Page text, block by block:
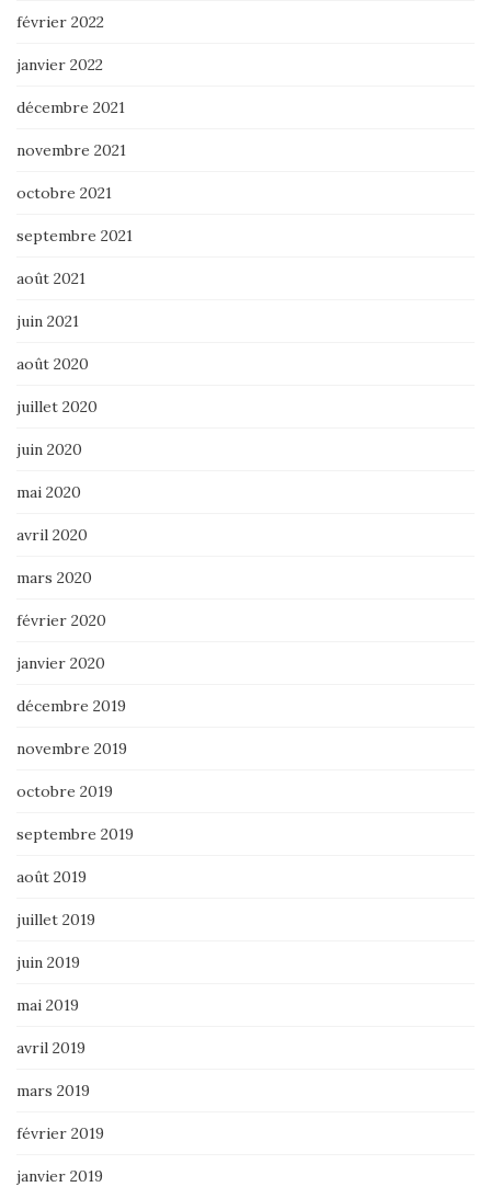
février 2022
janvier 2022
décembre 2021
novembre 2021
octobre 2021
septembre 2021
août 2021
juin 2021
août 2020
juillet 2020
juin 2020
mai 2020
avril 2020
mars 2020
février 2020
janvier 2020
décembre 2019
novembre 2019
octobre 2019
septembre 2019
août 2019
juillet 2019
juin 2019
mai 2019
avril 2019
mars 2019
février 2019
janvier 2019